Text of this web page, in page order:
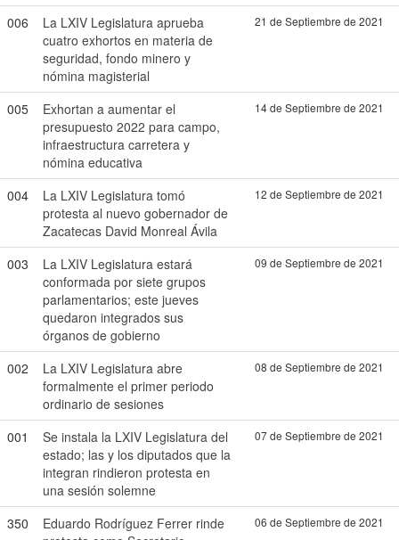
006
La LXIV Legislatura aprueba
cuatro exhortos en materia de
seguridad, fondo minero y
nómina magisterial
21 de Septiembre de 2021
005
Exhortan a aumentar el
presupuesto 2022 para campo,
infraestructura carretera y
nómina educativa
14 de Septiembre de 2021
004
La LXIV Legislatura tomó
protesta al nuevo gobernador de
Zacatecas David Monreal Ávila
12 de Septiembre de 2021
003
La LXIV Legislatura estará
conformada por siete grupos
parlamentarios; este jueves
quedaron integrados sus
órganos de gobierno
09 de Septiembre de 2021
002
La LXIV Legislatura abre
formalmente el primer periodo
ordinario de sesiones
08 de Septiembre de 2021
001
Se instala la LXIV Legislatura del
estado; las y los diputados que la
integran rindieron protesta en
una sesión solemne
07 de Septiembre de 2021
350
Eduardo Rodríguez Ferrer rinde
06 de Septiembre de 2021